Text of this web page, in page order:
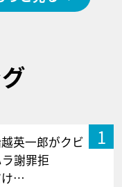
1
英一郎がクビ
謝罪拒
け…